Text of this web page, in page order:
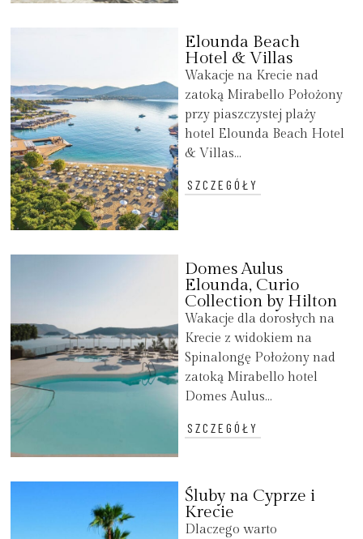
Elounda Beach
Hotel & Villas
Wakacje na Krecie nad
zatoką Mirabello Położony
przy piaszczystej plaży
hotel Elounda Beach Hotel
& Villas...
SZCZEGÓŁY
Domes Aulus
Elounda, Curio
Collection by Hilton
Wakacje dla dorosłych na
Krecie z widokiem na
Spinalongę Położony nad
zatoką Mirabello hotel
Domes Aulus...
SZCZEGÓŁY
Śluby na Cyprze i
Krecie
Dlaczego warto